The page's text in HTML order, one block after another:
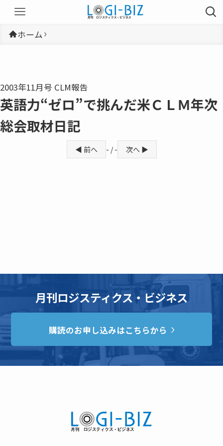
ホーム
2003年11月号 CLM報告
英語力“ゼロ”で挑んだ米ＣＬＭ年次
総会取材日記
◀ 前へ - / - 次へ ▶
月刊ロジスティクス・ビジネス
購読のお申し込みはこちらから